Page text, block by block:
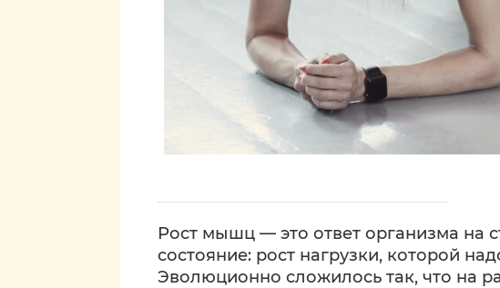
Рост мышц — это ответ организма на
состояние: рост нагрузки, которой
Эволюционно сложилось так, что на